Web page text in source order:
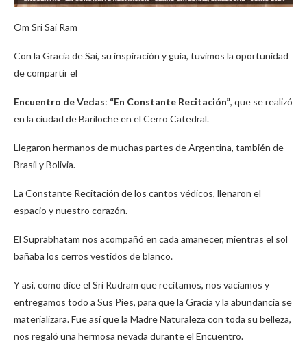
Om Sri Sai Ram
Con la Gracia de Sai, su inspiración y guía, tuvimos la oportunidad
de compartir el
Encuentro de Vedas: “En Constante Recitación”, que se realizó
en la ciudad de Bariloche en el Cerro Catedral.
Llegaron hermanos de muchas partes de Argentina, también de
Brasil y Bolivia.
La Constante Recitación de los cantos védicos, llenaron el
espacio y nuestro corazón.
El Suprabhatam nos acompañó en cada amanecer, mientras el sol
bañaba los cerros vestidos de blanco.
Y así, como dice el Sri Rudram que recitamos, nos vaciamos y
entregamos todo a Sus Pies, para que la Gracia y la abundancia se
materializara. Fue así que la Madre Naturaleza con toda su belleza,
nos regaló una hermosa nevada durante el Encuentro.